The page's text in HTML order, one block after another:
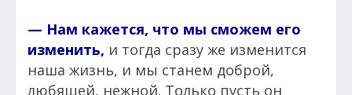
— Нам кажется, что мы сможем его
изменить, и тогда сразу же изменится
наша жизнь, и мы станем доброй,
любящей, нежной. Только пусть он